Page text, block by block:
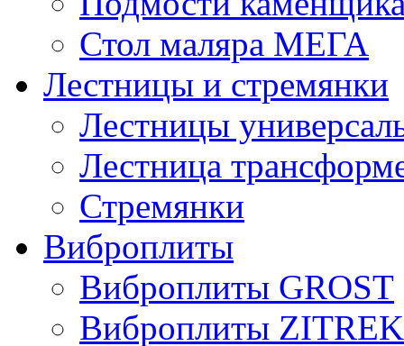
Стол маляра МЕГА
Лестницы и стремянки
Лестницы
Лестница
Стремянки
Виброплиты
Виброплиты GROST
Виброплиты ZITREK